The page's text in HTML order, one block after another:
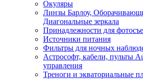
Окуляры
Линзы Барлоу,
Диагональные зеркала
Принадлежности для
Источники питания
Фильтры для ночных
Астрософт, кабели, пульты
управления
Треноги и экваториальные